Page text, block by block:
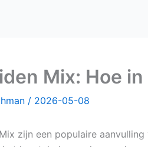
Mix: Hoe
/ 2026-05-08
zijn een populaire